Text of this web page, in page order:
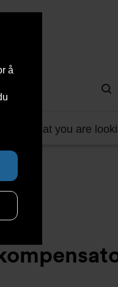
å
Find what you are